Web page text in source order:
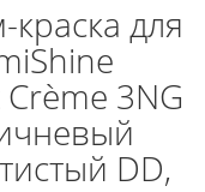
для
3NG
DD,